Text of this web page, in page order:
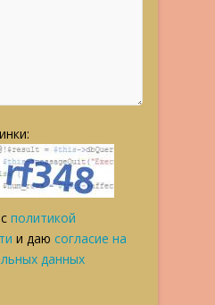
политикой
и даю согласие на
данных